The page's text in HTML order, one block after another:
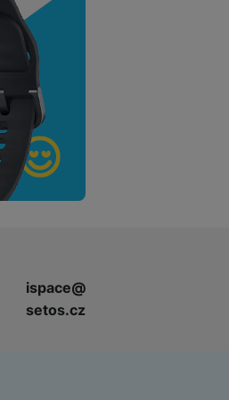
vhodné obsahy nebo reklamy jak
ispace@
setos.cz